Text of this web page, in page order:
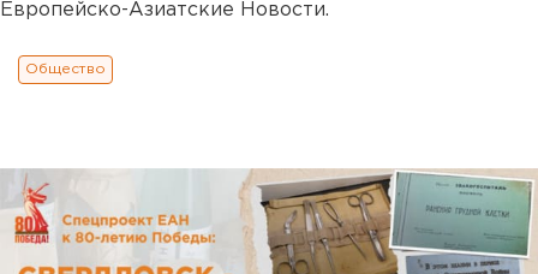
Европейско-Азиатские Новости.
Общество